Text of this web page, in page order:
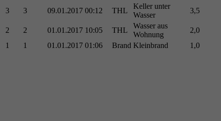
3
3 09.01.2017 00:12 THL
Keller unter
Wasser
3,5
2 2 01.01.2017 10:05 THL
Wasser aus
Wohnung
2,0
1
1 01.01.2017 01:06 Brand Kleinbrand 1,0